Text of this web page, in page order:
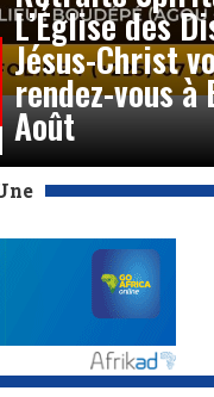
L’Église des
Jésus-Christ
rendez-vous à
Août